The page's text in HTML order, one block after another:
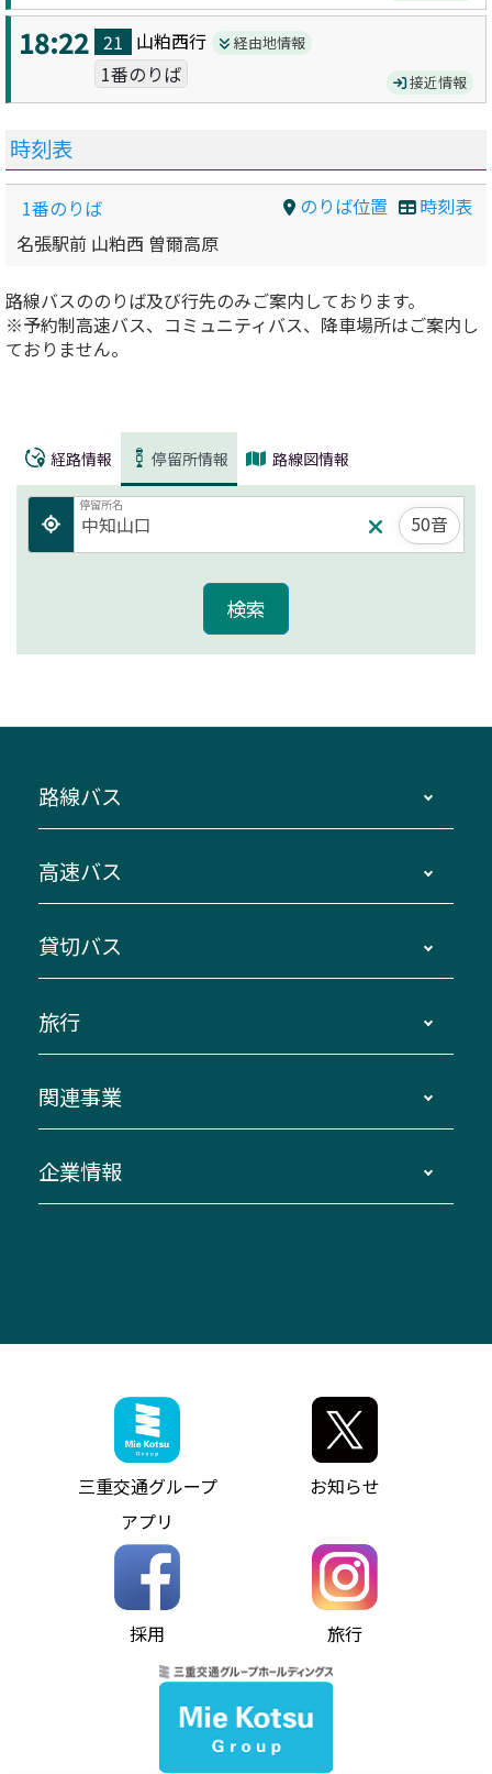
18:22 21 山粕西行 経由地情報
1番のりば 接近情報
時刻表
のりば位置 時刻表
1番のりば
名張駅前 山粕西 曽爾高原
路線バスののりば及び行先のみご案内しております。
※予約制高速バス、コミュニティバス、降車場所はご案内し
ておりません。
経路情報 停留所情報 路線図情報
停留所名
50音
路線バス
主要停留所案内図・時刻表
路線バスのご利用方法
三重交通接近情報バスロケーションシステム
ダイヤ改正情報
迂回・休止について
臨時バスについて
伊勢二見鳥羽周遊バスCANばす
「みえブルーライン」（三重大学病院直通バ
神都ライナー
ミジュマルのラッピングバス（鈴鹿管内）
参宮バス
神都バス
パールシャトル
バス情報の見える化
コミュニティバス
バス・タクシー交通広告
異常事態発生時のお願い
高速バス
南紀・VISON～横浜・東京・埼玉
伊賀～名古屋
南紀～VISON～名古屋
湯の山温泉～名古屋
桑名・長島温泉・金城ふ頭駅～中部国際空港
（休止中）
お客様駐車場のご案内
アイコンの説明
インターネット予約
よくあるご質問
お問い合わせ
貸切バス
貸切バスのご利用について
お問い合わせ
旅行
貸切バス団体旅行
美し国周遊ばす
関連事業
自家用自動車車両運行管理
ザ・バスコレクション三重交通バスセット
三重交通公式グッズ
企業情報
ファンコーナー
お問い合わせ
お知らせ・最新情報一覧
ニュースリリース
お問い合わせ
個人情報保護方針
ソーシャルメディア運用ポリシー
ホームページのご利用にあたって
Notes for Using this Website
三重交通グループ
アプリ
お知らせ
採用 旅行